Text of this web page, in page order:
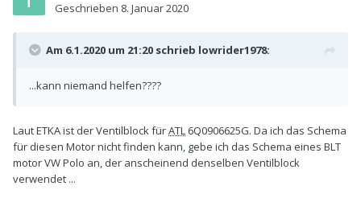
Geschrieben 8. Januar 2020
Am 6.1.2020 um 21:20 schrieb lowrider1978:
...kann niemand helfen????
Laut ETKA ist der Ventilblock fürATL 6Q0906625G. Da ich das Schema
für diesen Motor nicht finden kann, gebe ich das Schema eines BLT
motor VW Polo an, der anscheinend denselben Ventilblock
verwendet ...